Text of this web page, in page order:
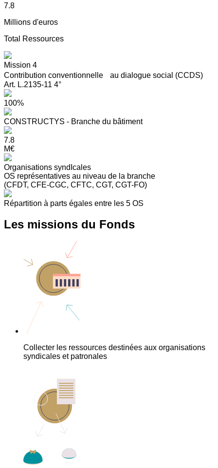
7.8
Millions d'euros
Total Ressources
Mission 4
Contribution conventionnelle au dialogue social (CCDS)
Art. L.2135-11 4°
100%
CONSTRUCTYS - Branche du bâtiment
7.8
M€
Organisations syndIcales
OS représentatives au niveau de la branche
(CFDT, CFE-CGC, CFTC, CGT, CGT-FO)
Répartition à parts égales entre les 5 OS
Les missions du Fonds
Collecter les ressources destinées aux organisations
syndicales et patronales